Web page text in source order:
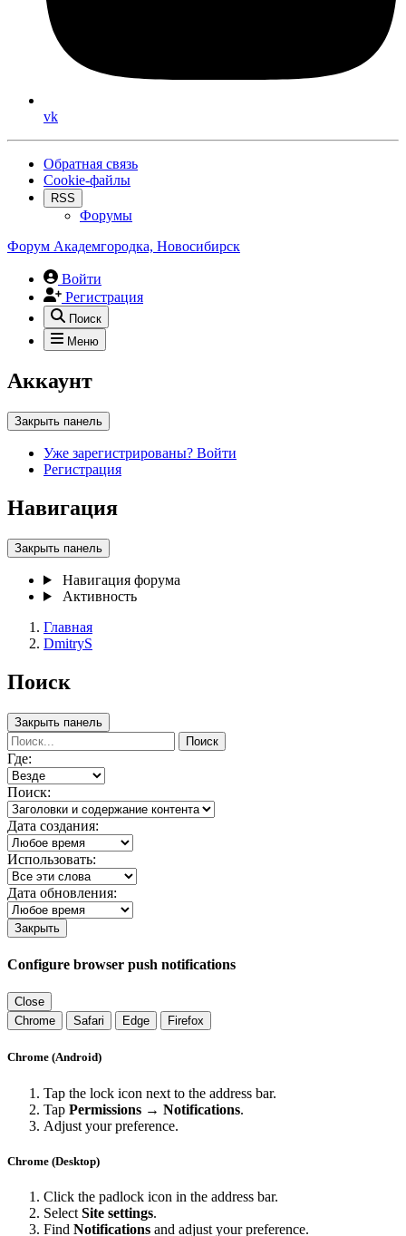
vk
Обратная связь
Cookie-файлы
RSS
Форумы
Форум Академгородка, Новосибирск
Войти
Регистрация
Поиск
Меню
Аккаунт
Закрыть панель
Уже зарегистрированы? Войти
Регистрация
Навигация
Закрыть панель
Навигация форума
Активность
Главная
DmitryS
Поиск
Закрыть панель
Поиск
Где:
Поиск:
Дата создания:
Использовать:
Дата обновления:
Закрыть
Configure browser push notifications
Close
Chrome
Safari Edge Firefox
Chrome (Android)
Tap the lock icon next to the address bar.
Tap Permissions → Notifications.
Adjust your preference.
Chrome (Desktop)
Click the padlock icon in the address bar.
Select Site settings.
Find Notifications and adjust your preference.